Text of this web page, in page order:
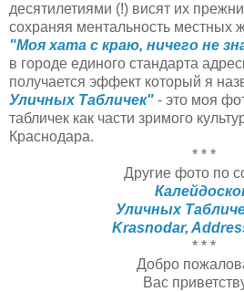
десятилетиями (!) висят их
сохраняя ментальность местных
"Моя хата с краю, ничего не
в городе единого стандарта
получается эффект который я
Уличных Табличек" - это моя
табличек как части зримого
Краснодара.
* * *
Другие фото по
Уличных
Krasnodar,
* * *
Добро
Вас